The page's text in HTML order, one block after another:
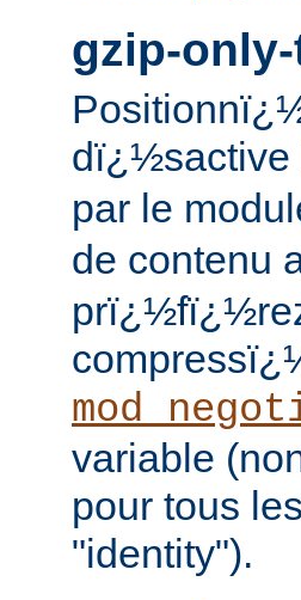
gzip-
dï¿½sactive
par le
de contenu
variable
pour tous
"identity").